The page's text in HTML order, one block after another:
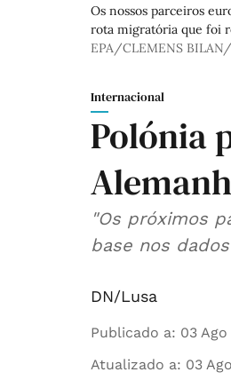
Os nossos parceiros
rota migratória que foi
EPA/CLEMENS
Internacional
Polónia
"Os próximos
base nos
DN/Lusa
Publicado a: 03
Atualizado a: 03